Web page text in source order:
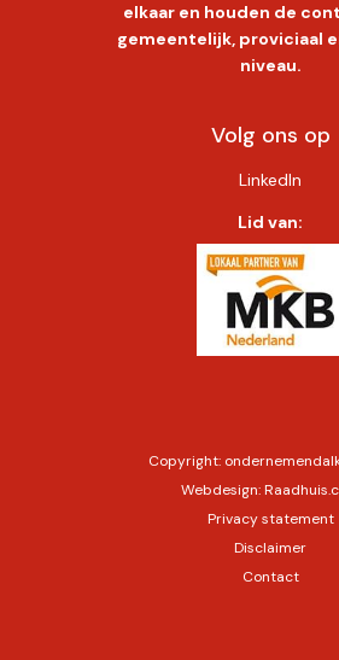
elkaar en houden de
gemeentelijk, proviciaal
niveau.
Volg ons op
LinkedIn
Lid van:
Copyright:
Webdesign:
Privacy statement
Disclaimer
Contact